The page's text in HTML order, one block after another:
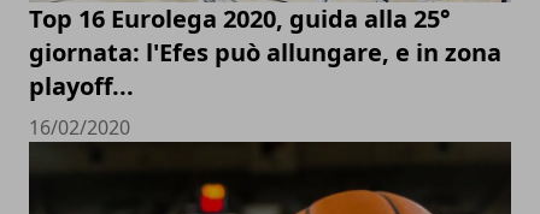
Top 16 Eurolega 2020, guida alla 25°
giornata: l'Efes può allungare, e in zona
playoff...
16/02/2020